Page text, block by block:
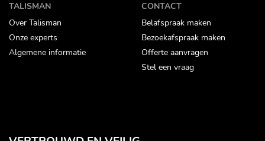
TALISMAN
Over Talisman
Onze experts
Algemene informatie
CONTACT
Belafspraak maken
Bezoekafspraak maken
Offerte aanvragen
Stel een vraag